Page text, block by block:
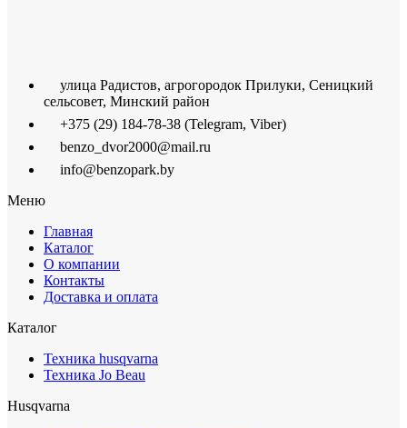
улица Радистов, агрогородок Прилуки, Сеницкий
сельсовет, Минский район
+375 (29) 184-78-38 (Telegram, Viber)
benzo_dvor2000@mail.ru
info@benzopark.by
Меню
Главная
Каталог
О компании
Контакты
Доставка и оплата
Каталог
Техника husqvarna
Техника Jo Beau
Husqvarna